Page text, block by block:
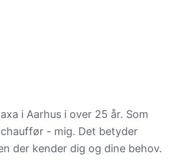
i Aarhus i over 25 år. Som
- mig. Det betyder
der kender dig og dine behov.